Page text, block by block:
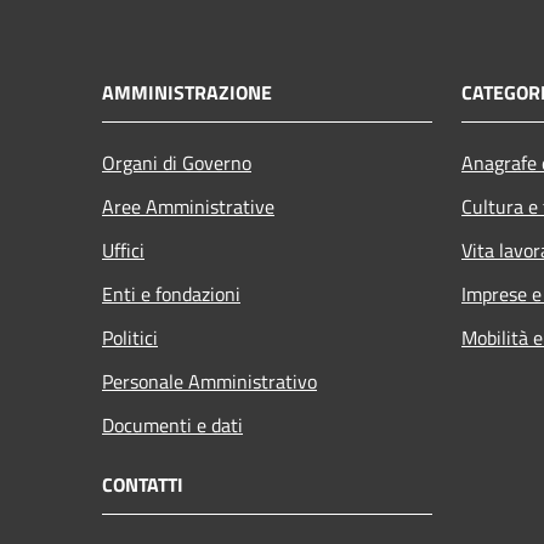
AMMINISTRAZIONE
Organi di Governo
Aree Amministrative
Uffici
Enti e fondazioni
Politici
Personale Amministrativo
Documenti e dati
Cultura
Vita
Imprese
Mobilità
CONTATTI